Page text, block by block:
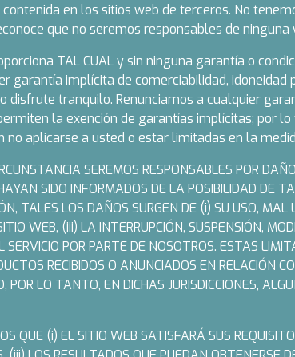
en los sitios web de terceros. No
que no seremos responsables de
TAL CUAL y sin ninguna garantía o
garantía implícita de comerciabilidad,
disfrute tranquilo. Renunciamos a cualquier
la exención de garantías implícitas; por
no aplicarse a usted o estar limitadas en la
SEREMOS RESPONSABLES POR
SIDO INFORMADOS DE LA POSIBILIDAD DE
TALES LOS DAÑOS SURGEN DE (i) SU USO,
WEB, (iii) LA INTERRUPCIÓN, SUSPENSIÓN,
SERVICIO POR PARTE DE NOSOTROS. ESTAS
RECIBIDOS O ANUNCIADOS EN RELACIÓN
POR LO TANTO, EN DICHAS JURISDICCIONES,
QUE (i) EL SITIO WEB SATISFARÁ SUS